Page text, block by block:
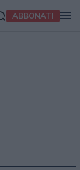
ABBONATI